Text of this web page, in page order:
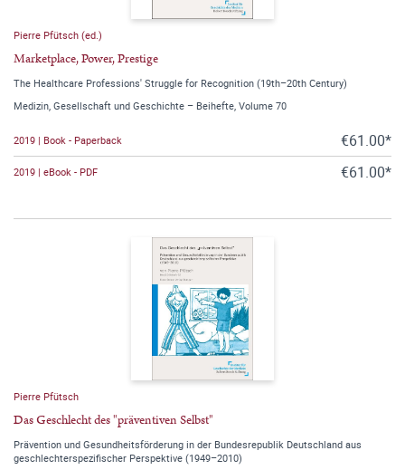
Pierre Pfütsch (ed.)
Marketplace, Power, Prestige
The Healthcare Professions' Struggle for Recognition (19th–20th Century)
Medizin, Gesellschaft und Geschichte – Beihefte, Volume 70
2019 | Book - Paperback €61.00*
2019 | eBook - PDF €61.00*
Pierre Pfütsch
Das Geschlecht des "präventiven Selbst"
Prävention und Gesundheitsförderung in der Bundesrepublik Deutschland aus
geschlechterspezifischer Perspektive (1949–2010)